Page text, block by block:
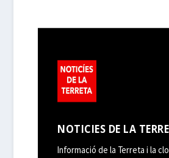
NOTICIES DE LA
Informació de la Terreta i la